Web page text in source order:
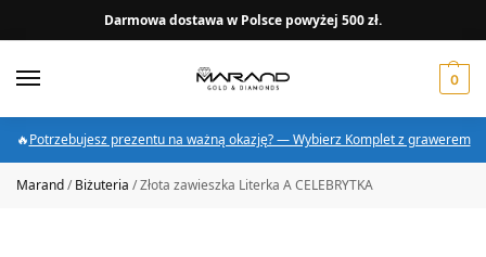
Darmowa dostawa w Polsce powyżej 500 zł.
0
🔥Potrzebujesz prezentu na ważną okazję? — Wybierz Komplet z grawerem
Marand/Biżuteria /Złota zawieszka Literka A CELEBRYTKA